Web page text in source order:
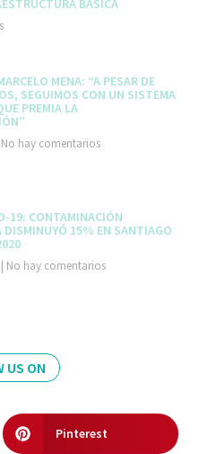
BÁSICA
MENA: “A PESAR DE
SEGUIMOS CON UN SISTEMA
PREMIA LA
No hay comentarios
19: CONTAMINACIÓN
DISMINUYÓ 15% EN SANTIAGO
No hay comentarios
US ON
Pinterest